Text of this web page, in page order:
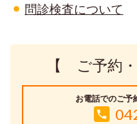
問診検査について
【 ご予約
お電話でのご予